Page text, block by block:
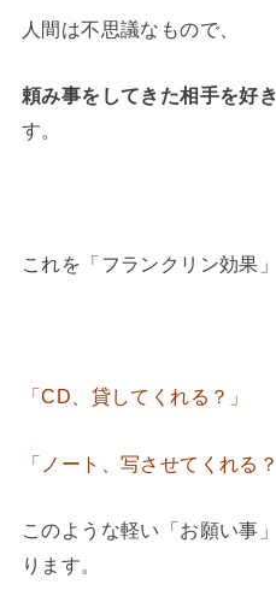
人間は不思議なもので、
頼み事をしてきた相手を好
す。
これを「フランクリン効果
「CD、貸してくれる？」
「ノート、写させてくれる？
このような軽い「お願い事
ります。